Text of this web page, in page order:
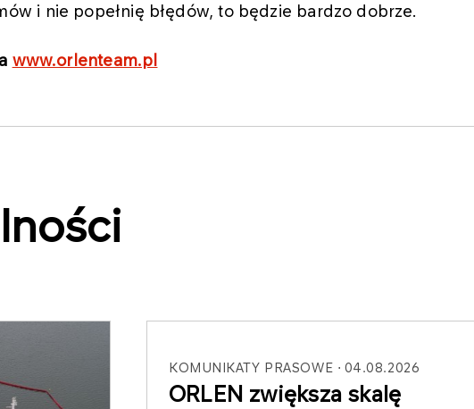
i nie popełnię błędów, to będzie bardzo dobrze.
www.orlenteam.pl
KOMUNIKATY PRASOWE 04.08.2026
ORLEN zwiększa skalę